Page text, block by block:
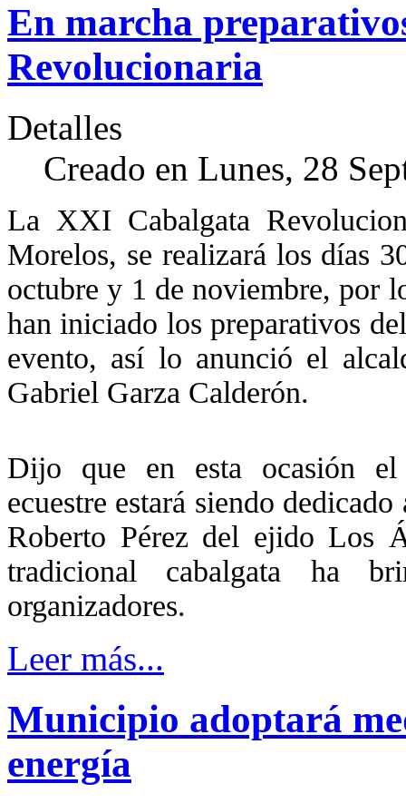
En marcha
Revolucionaria
Detalles
Creado en Lunes, 28
La XXI Cabalgata
Morelos, se realizará los días
octubre y 1 de noviembre, por
han iniciado los preparativos
evento, así lo anunció el
Gabriel Garza Calderón.
Dijo que en esta ocasión el
ecuestre estará siendo dedicado
Roberto Pérez del ejido Los
tradicional cabalgata ha
organizadores.
Leer más...
Municipio adoptará
energía